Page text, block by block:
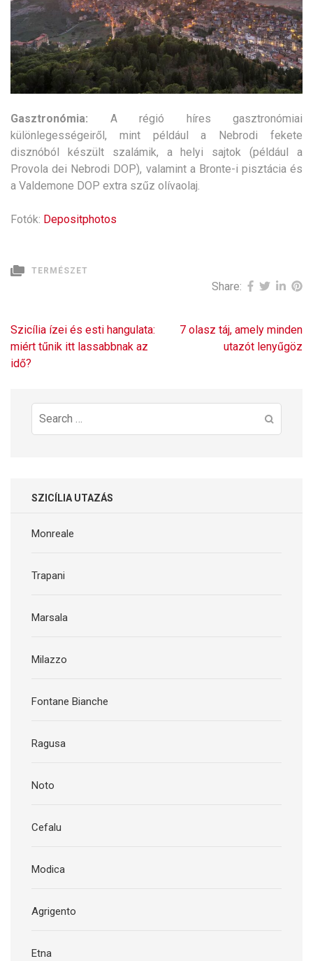
Gasztronómia: A régió híres gasztronómiai
különlegességeiről, mint például a Nebrodi fekete
disznóból készült szalámik, a helyi sajtok (például a
Provola dei Nebrodi DOP), valamint a Bronte-i pisztácia és
a Valdemone DOP extra szűz olívaolaj.
Fotók: Depositphotos
TERMÉSZET
Share:
Bejegyzés
navigáció
Szicília ízei és esti hangulata:
miért tűnik itt lassabbnak az
idő?
7 olasz táj, amely minden
utazót lenyűgöz
Search
for:
SZICÍLIA UTAZÁS
Monreale
Trapani
Marsala
Milazzo
Fontane Bianche
Ragusa
Noto
Cefalu
Modica
Agrigento
Etna